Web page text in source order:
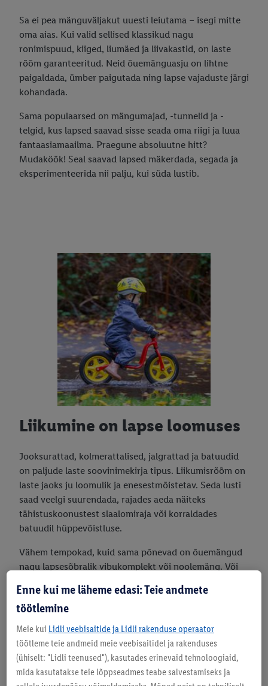
Sa ei pea mänguväljakut uuesti leiutama – isegi mitte
oma aias. Kui valid sellised klassikud nagu
ronimispuud, kiiged, liumäed ja liivakastid, on laste
rõõm garanteeritud. Neid õuemänguasju on lihtne
paigaldada, ümber paigutada ning lapse vajaduste järgi
kohandada.
Sama populaarsed on mängumajad, -tunnelid ja -
telgid, kus lapsed saavad sisse seada oma riigi ja luua
fantaasiamaailma. Praegune absoluutne hitt?
Mudaköök! Seal saavad lapsed mäkerdada, segada ja
eksperimenteerida nii palju, kui süda lustib.
Liikumine on lapse loomuses
Jooksurattad, kolmerattalised, jalgrattad ja batuudid
on paljude laste soovinimekirja tipus. Liikumisrõõm on
laste jaoks ju loomulik ja enesestmõistetav. Seda lusti
saad veelgi suurendada, rajades aeda näiteks
tähistuskoonustest slaalomiraja või korraldades
batuudil hüppevõistluse.
Vähem tempokad, kuid sama põnevad on õuemängud
nagu lapsesõbralik vibukomplekt või noolemäng. Või
viskemängudega? Need pakuvad tegevust kogu perele
ja muudavad õues veedetud aja veelgi nauditavamaks.
Enne kui me läheme edasi: Teie andmete
töötlemine
Meie kui Lidli veebisaitide ja Lidli rakenduse operaator
töötleme teie andmeid meie veebisaitidel ja rakenduses
(ühiselt: "Lidli teenused"), kasutades erinevaid tehnoloogiaid,
mida kasutatakse teie lõppseadmes teabe salvestamiseks ja